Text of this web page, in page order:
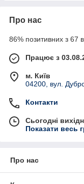
Про нас
86% позитивних з 67
Працює з
м. Київ
04200, вул.
Контакти
Сьогодні
Показати весь
Про нас